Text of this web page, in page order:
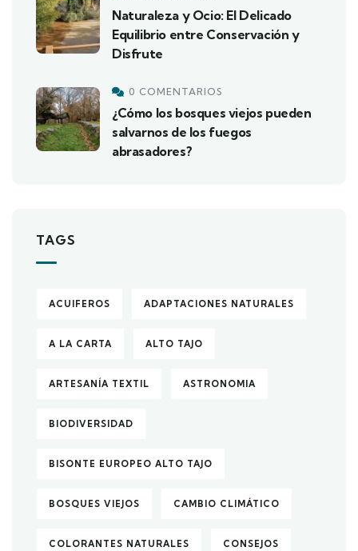
Naturaleza y Ocio: El Delicado
Equilibrio entre Conservación y
Disfrute
0 COMENTARIOS
¿Cómo los bosques viejos pueden
salvarnos de los fuegos
abrasadores?
TAGS
ACUIFEROS ADAPTACIONES NATURALES
A LA CARTA ALTO TAJO
ARTESANÍA TEXTIL ASTRONOMIA
BIODIVERSIDAD
BISONTE EUROPEO ALTO TAJO
BOSQUES VIEJOS CAMBIO CLIMÁTICO
COLORANTES NATURALES CONSEJOS